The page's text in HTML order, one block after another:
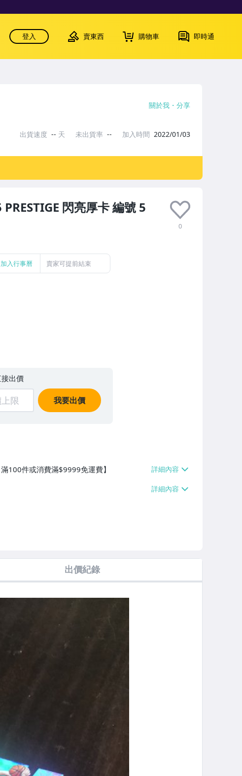
登入 賣東西 購物車 即時通
閃亮厚卡 編號 5
0
加入行事曆 賣家可提前結束
出價
我要出價
100件或消費滿$9999免運費】
關於我 分享
出貨速度 -- 天 未出貨率 -- 加入時間 2022/01/03
出價紀錄